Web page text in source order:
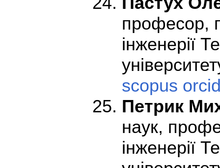
професор,
інженерії
scopus
Петрик
наук,
інженерії